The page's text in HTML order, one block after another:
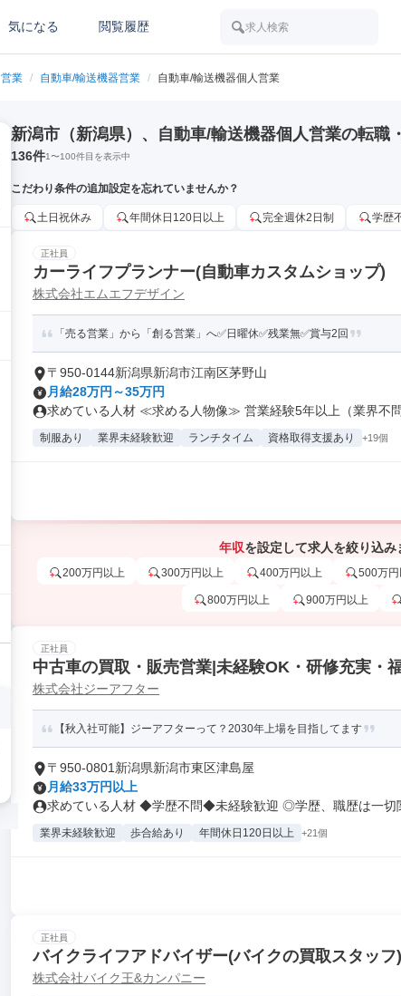
気になる 閲覧履歴 求人検索
営業 / 自動車/輸送機器営業 / 自動車/輸送機器個人営業
新潟市（新潟県）、自動車/輸送機器個人営業の転職
136件1〜100件目を表示中
こだわり条件の追加設定を忘れていませんか？
土日祝休み 年間休日120日以上 完全週休2日制 学歴
正社員
カーライフプランナー(自動車カスタムショップ)
株式会社エムエフデザイン
「売る営業」から「創る営業」へ✅日曜休✅残業無✅賞与2回
〒950-0144新潟県新潟市江南区茅野山
月給28万円～35万円
求めている人材 ≪求める人物像≫ 営業経験5年以上（業界不問
制服あり 業界未経験歓迎 ランチタイム 資格取得支援あり +19個
年収を設定して求人を絞り込み
200万円以上 300万円以上 400万円以上 500万
800万円以上 900万円以上
正社員
中古車の買取・販売営業|未経験OK・研修充実・
株式会社ジーアフター
【秋入社可能】ジーアフターって？2030年上場を目指してます
〒950-0801新潟県新潟市東区津島屋
月給33万円以上
求めている人材 ◆学歴不問◆未経験歓迎 ◎学歴、職歴は一切
業界未経験歓迎 歩合給あり 年間休日120日以上 +21個
正社員
バイクライフアドバイザー(バイクの買取スタッフ)
株式会社バイク王&カンパニー